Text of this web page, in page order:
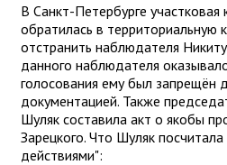
В Санкт-Петербурге
обратилась в
отстранить наблюдателя
данного наблюдателя
голосования ему был запрещён
документацией. Также
Шуляк составила акт о якобы
Зарецкого. Что Шуляк
действиями":